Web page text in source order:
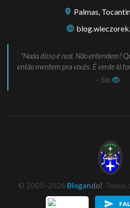
Palmas,
Nada disso é real. Não entendem?
então mentem pra vocês. É verde lá
— Silo
© 2005–2026 Blogando! .